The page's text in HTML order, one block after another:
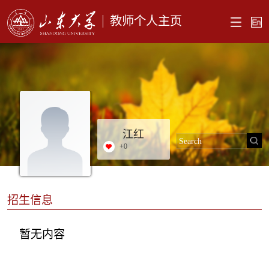
教师个人主页
江红
+0
招生信息
暂无内容